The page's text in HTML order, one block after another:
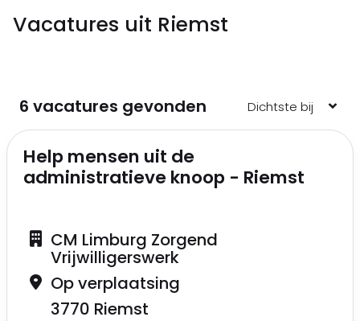
Vacatures uit Riemst
6 vacatures gevonden
Help mensen uit de
administratieve knoop - Riemst
CM Limburg Zorgend
Vrijwilligerswerk
Op verplaatsing
3770 Riemst